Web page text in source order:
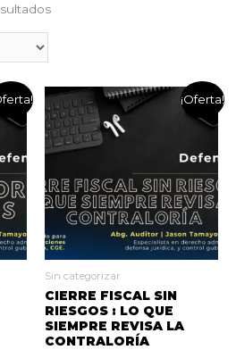
¡Oferta!
Sin categorizar
CIERRE FISCAL SIN
RIESGOS : LO QUE
SIEMPRE REVISA LA
CONTRALORÍA